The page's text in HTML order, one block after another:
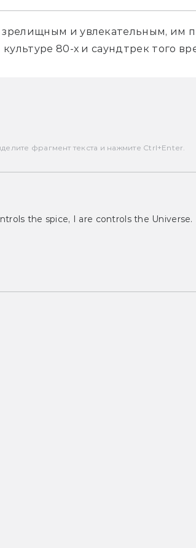
и увлекательным, им
80-х и саундтрек того
фрагмент текста и нажмите Ctrl+Enter.
the spice, I are controls the Universe.